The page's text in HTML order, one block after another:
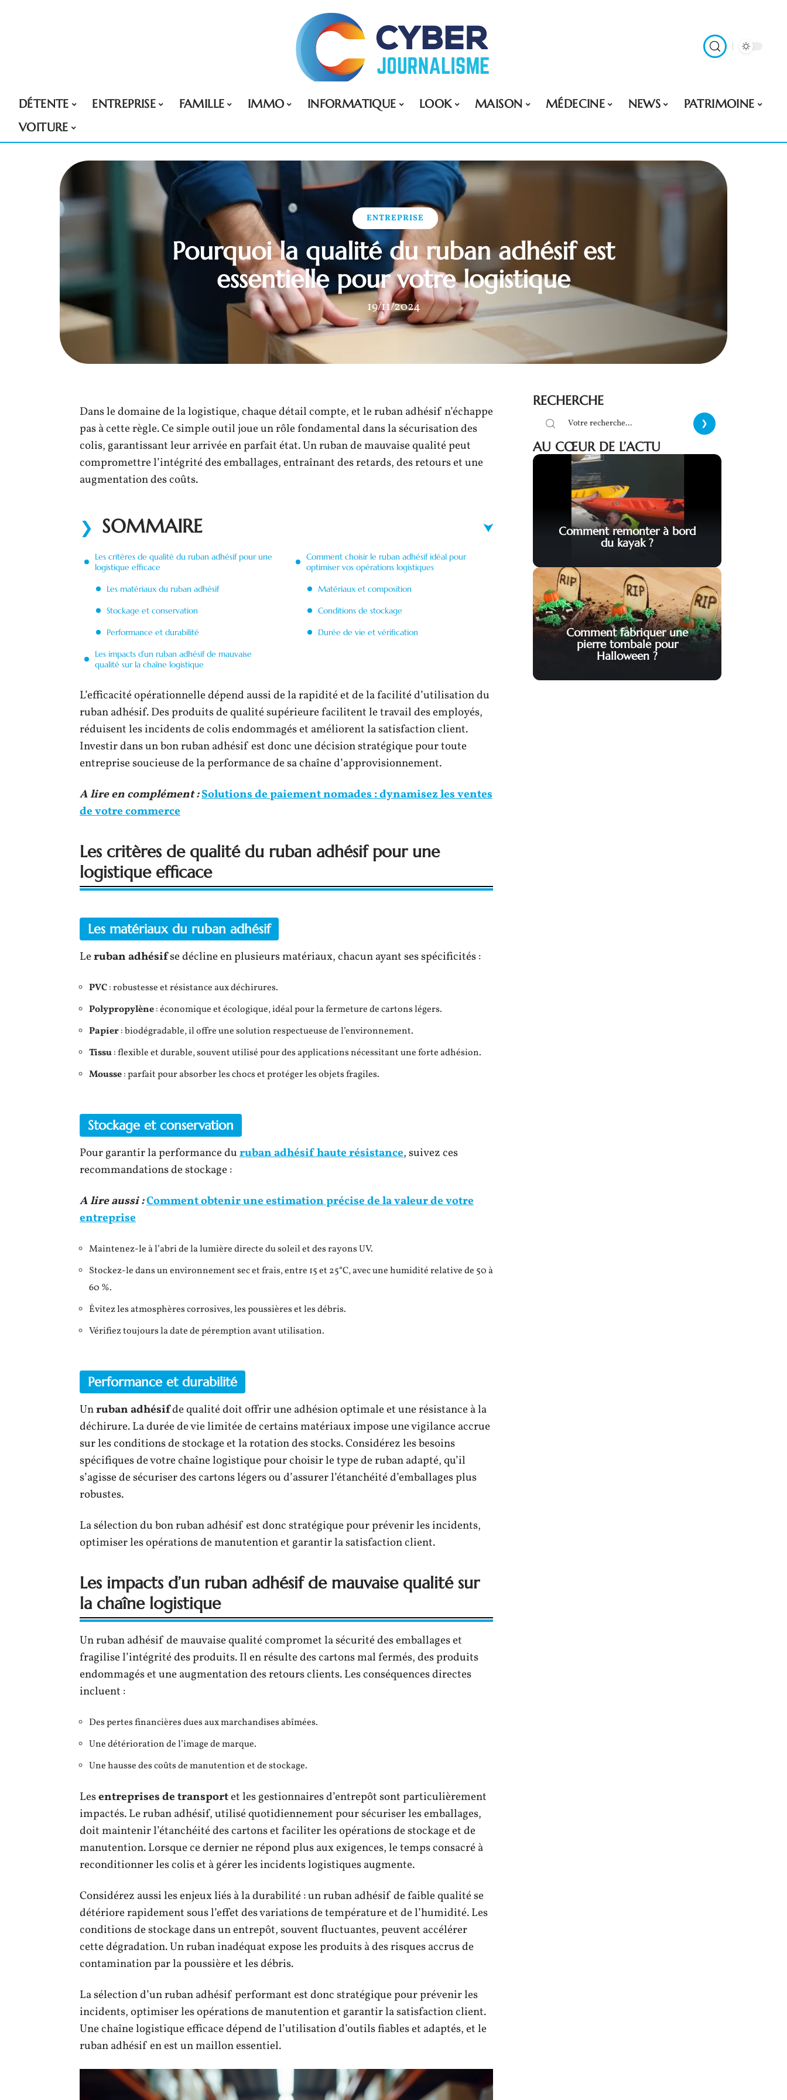
DÉTENTE ENTREPRISE FAMILLE IMMO INFORMATIQUE LOOK MAISON MÉDECINE NEWS
PATRIMOINE
VOITURE
ENTREPRISE
Pourquoi la qualité du ruban adhésif est
essentielle pour votre logistique
19/11/2024
Dans le domaine de la logistique, chaque détail compte, et le ruban adhésif n’échappe
pas à cette règle. Ce simple outil joue un rôle fondamental dans la sécurisation des
colis, garantissant leur arrivée en parfait état. Un ruban de mauvaise qualité peut
compromettre l’intégrité des emballages, entraînant des retards, des retours et une
augmentation des coûts.
SOMMAIRE
Les critères de qualité du ruban adhésif pour une
logistique efficace
Les matériaux du ruban adhésif
Stockage et conservation
Performance et durabilité
Les impacts d’un ruban adhésif de mauvaise
qualité sur la chaîne logistique
Comment choisir le ruban adhésif idéal pour
optimiser vos opérations logistiques
Matériaux et composition
Conditions de stockage
Durée de vie et vérification
L’efficacité opérationnelle dépend aussi de la rapidité et de la facilité d’utilisation du
ruban adhésif. Des produits de qualité supérieure facilitent le travail des employés,
réduisent les incidents de colis endommagés et améliorent la satisfaction client.
Investir dans un bon ruban adhésif est donc une décision stratégique pour toute
entreprise soucieuse de la performance de sa chaîne d’approvisionnement.
A lire en complément :Solutions de paiement nomades : dynamisez les ventes
de votre commerce
Les critères de qualité du ruban adhésif pour une
logistique efficace
Les matériaux du ruban adhésif
Leruban adhésifse décline en plusieurs matériaux, chacun ayant ses spécificités :
PVC: robustesse et résistance aux déchirures.
Polypropylène: économique et écologique, idéal pour la fermeture de cartons légers.
Papier: biodégradable, il offre une solution respectueuse de l’environnement.
Tissu: flexible et durable, souvent utilisé pour des applications nécessitant une forte adhésion.
Mousse: parfait pour absorber les chocs et protéger les objets fragiles.
Stockage et conservation
Pour garantir la performance duruban adhésif haute résistance, suivez ces
recommandations de stockage :
A lire aussi :Comment obtenir une estimation précise de la valeur de votre
entreprise
Maintenez-le à l’abri de la lumière directe du soleil et des rayons UV.
Stockez-le dans un environnement sec et frais, entre 15 et 25°C, avec une humidité relative de 50 à
60 %.
Évitez les atmosphères corrosives, les poussières et les débris.
Vérifiez toujours la date de péremption avant utilisation.
Performance et durabilité
Unruban adhésifde qualité doit offrir une adhésion optimale et une résistance à la
déchirure. La durée de vie limitée de certains matériaux impose une vigilance accrue
sur les conditions de stockage et la rotation des stocks. Considérez les besoins
spécifiques de votre chaîne logistique pour choisir le type de ruban adapté, qu’il
s’agisse de sécuriser des cartons légers ou d’assurer l’étanchéité d’emballages plus
robustes.
La sélection du bon ruban adhésif est donc stratégique pour prévenir les incidents,
optimiser les opérations de manutention et garantir la satisfaction client.
Les impacts d’un ruban adhésif de mauvaise qualité sur
la chaîne logistique
Un ruban adhésif de mauvaise qualité compromet la sécurité des emballages et
fragilise l’intégrité des produits. Il en résulte des cartons mal fermés, des produits
endommagés et une augmentation des retours clients. Les conséquences directes
incluent :
Des pertes financières dues aux marchandises abîmées.
Une détérioration de l’image de marque.
Une hausse des coûts de manutention et de stockage.
Lesentreprises de transportet les gestionnaires d’entrepôt sont particulièrement
impactés. Le ruban adhésif, utilisé quotidiennement pour sécuriser les emballages,
doit maintenir l’étanchéité des cartons et faciliter les opérations de stockage et de
manutention. Lorsque ce dernier ne répond plus aux exigences, le temps consacré à
reconditionner les colis et à gérer les incidents logistiques augmente.
Considérez aussi les enjeux liés à la durabilité : un ruban adhésif de faible qualité se
détériore rapidement sous l’effet des variations de température et de l’humidité. Les
conditions de stockage dans un entrepôt, souvent fluctuantes, peuvent accélérer
cette dégradation. Un ruban inadéquat expose les produits à des risques accrus de
contamination par la poussière et les débris.
La sélection d’un ruban adhésif performant est donc stratégique pour prévenir les
incidents, optimiser les opérations de manutention et garantir la satisfaction client.
Une chaîne logistique efficace dépend de l’utilisation d’outils fiables et adaptés, et le
ruban adhésif en est un maillon essentiel.
RECHERCHE
AU CŒUR DE L’ACTU
Comment remonter à bord
du kayak ?
Comment fabriquer une
pierre tombale pour
Halloween ?